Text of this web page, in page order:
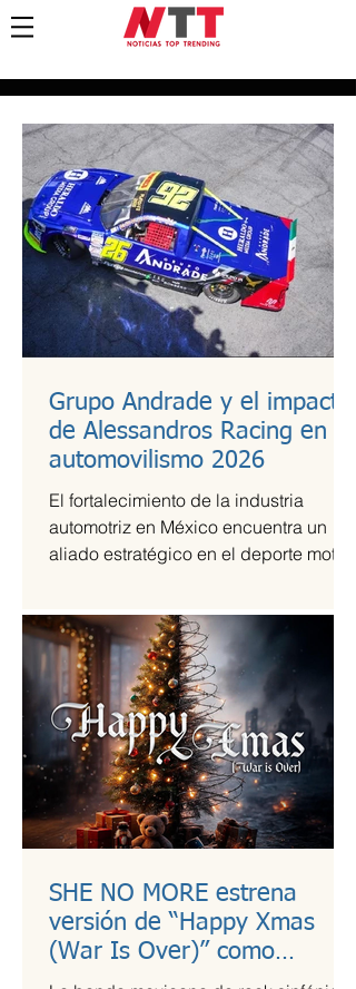
Grupo Andrade y el impacto
de Alessandros Racing en el
automovilismo 2026
El fortalecimiento de la industria
automotriz en México encuentra un
aliado estratégico en el deporte motor,
Alessandros Racing. En el marco de
su centenario, la organización utiliza la
alta competencia para validar su
capacidad técnica y operativa en las
pistas más exigentes del país durante
la temporada 2026.
SHE NO MORE estrena
versión de “Happy Xmas
(War Is Over)” como
llamado a la empatía en